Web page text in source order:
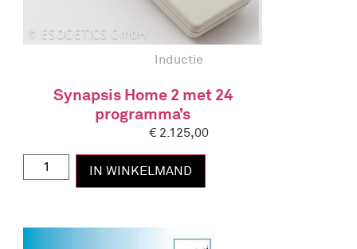
Inductie
Synapsis Home 2 met 24
programma’s
€2.125,00
IN WINKELMAND